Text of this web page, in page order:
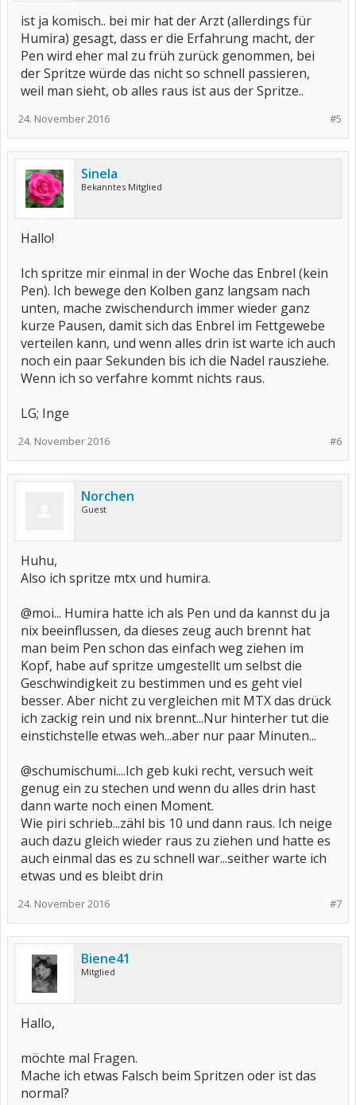
ist ja komisch.. bei mir hat der Arzt (allerdings für
Humira) gesagt, dass er die Erfahrung macht, der
Pen wird eher mal zu früh zurück genommen, bei
der Spritze würde das nicht so schnell passieren,
weil man sieht, ob alles raus ist aus der Spritze..
#5
24. November 2016
Sinela
Bekanntes Mitglied
Hallo!
Ich spritze mir einmal in der Woche das Enbrel (kein
Pen). Ich bewege den Kolben ganz langsam nach
unten, mache zwischendurch immer wieder ganz
kurze Pausen, damit sich das Enbrel im Fettgewebe
verteilen kann, und wenn alles drin ist warte ich auch
noch ein paar Sekunden bis ich die Nadel rausziehe.
Wenn ich so verfahre kommt nichts raus.
LG; Inge
#6
24. November 2016
Norchen
Guest
Huhu,
Also ich spritze mtx und humira.
@moi... Humira hatte ich als Pen und da kannst du ja
nix beeinflussen, da dieses zeug auch brennt hat
man beim Pen schon das einfach weg ziehen im
Kopf, habe auf spritze umgestellt um selbst die
Geschwindigkeit zu bestimmen und es geht viel
besser. Aber nicht zu vergleichen mit MTX das drück
ich zackig rein und nix brennt...Nur hinterher tut die
einstichstelle etwas weh...aber nur paar Minuten...
@schumischumi....Ich geb kuki recht, versuch weit
genug ein zu stechen und wenn du alles drin hast
dann warte noch einen Moment.
Wie piri schrieb...zähl bis 10 und dann raus. Ich neige
auch dazu gleich wieder raus zu ziehen und hatte es
auch einmal das es zu schnell war...seither warte ich
etwas und es bleibt drin
#7
24. November 2016
Biene41
Mitglied
Hallo,
möchte mal Fragen.
Mache ich etwas Falsch beim Spritzen oder ist das
normal?